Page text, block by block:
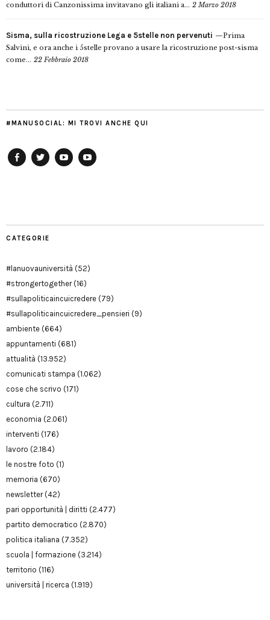
conduttori di Canzonissima invitavano gli italiani a... 2 Marzo 2018
Sisma, sulla ricostruzione Lega e 5stelle non pervenuti
Prima
Salvini, e ora anche i 5stelle provano a usare la ricostruzione post-sisma
come... 22 Febbraio 2018
#MANUSOCIAL: MI TROVI ANCHE QUI
CATEGORIE
#lanuovauniversità (52)
#strongertogether(16)
#sullapoliticaincuicredere (79)
#sullapoliticaincuicredere_pensieri (9)
ambiente (664)
appuntamenti (681)
attualità (13.952)
comunicati stampa (1.062)
cose che scrivo (171)
cultura (2.711)
economia (2.061)
interventi (176)
lavoro (2.184)
le nostre foto (1)
memoria (670)
newsletter(42)
pari opportunità | diritti (2.477)
partito democratico (2.870)
politica italiana (7.352)
scuola | formazione (3.214)
territorio (116)
università | ricerca (1.919)